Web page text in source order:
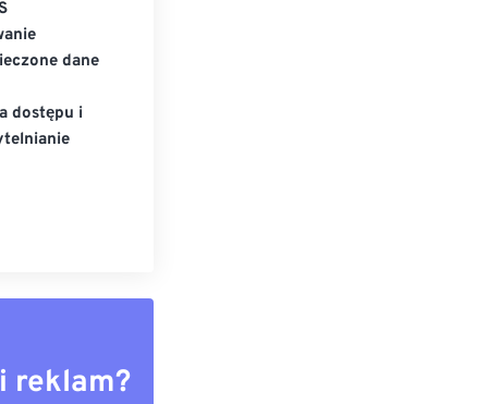
dane
dostępu i
reklam?